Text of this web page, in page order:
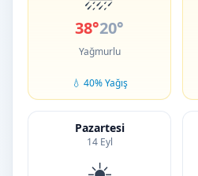
38°20°
Yağmurlu
💧 40% Yağış
Pazartesi
14 Eyl